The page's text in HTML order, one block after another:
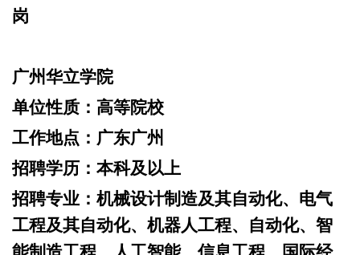
岗
广州华立学院
单位性质： 高等院校
工作地点： 广东广州
招聘学历： 本科及以上
招聘专业： 机械设计制造及其自动化、电气
工程及其自动化、机器人工程、自动化、智